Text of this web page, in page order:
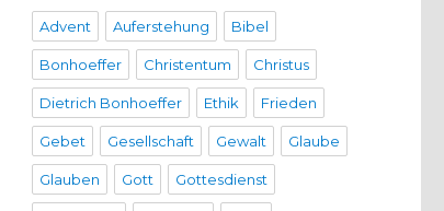
Advent Auferstehung Bibel
Bonhoeffer Christentum Christus
Dietrich Bonhoeffer Ethik Frieden
Gebet Gesellschaft Gewalt Glaube
Glauben Gott Gottesdienst